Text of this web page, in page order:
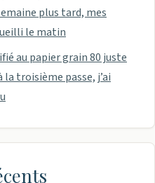
plus tard, mes
le matin
au papier grain 80 juste
la troisième passe, j’ai